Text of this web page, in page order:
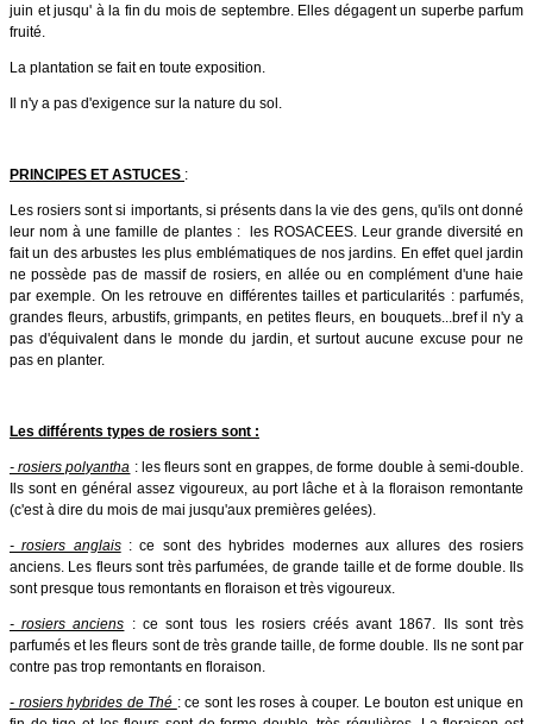
juin et jusqu' à la fin du mois de septembre. Elles dégagent un superbe parfum
fruité.
La plantation se fait en toute exposition.
Il n'y a pas d'exigence sur la nature du sol.
PRINCIPES ET ASTUCES :
Les rosiers sont si importants, si présents dans la vie des gens, qu'ils ont donné
leur nom à une famille de plantes : les ROSACEES. Leur grande diversité en
fait un des arbustes les plus emblématiques de nos jardins. En effet quel jardin
ne possède pas de massif de rosiers, en allée ou en complément d'une haie
par exemple. On les retrouve en différentes tailles et particularités : parfumés,
grandes fleurs, arbustifs, grimpants, en petites fleurs, en bouquets...bref il n'y a
pas d'équivalent dans le monde du jardin, et surtout aucune excuse pour ne
pas en planter.
Les différents types de rosiers sont :
- rosiers polyantha : les fleurs sont en grappes, de forme double à semi-double.
Ils sont en général assez vigoureux, au port lâche et à la floraison remontante
(c'est à dire du mois de mai jusqu'aux premières gelées).
- rosiers anglais: ce sont des hybrides modernes aux allures des rosiers
anciens. Les fleurs sont très parfumées, de grande taille et de forme double. Ils
sont presque tous remontants en floraison et très vigoureux.
- rosiers anciens : ce sont tous les rosiers créés avant 1867. Ils sont très
parfumés et les fleurs sont de très grande taille, de forme double. Ils ne sont par
contre pas trop remontants en floraison.
- rosiers hybrides de Thé : ce sont les roses à couper. Le bouton est unique en